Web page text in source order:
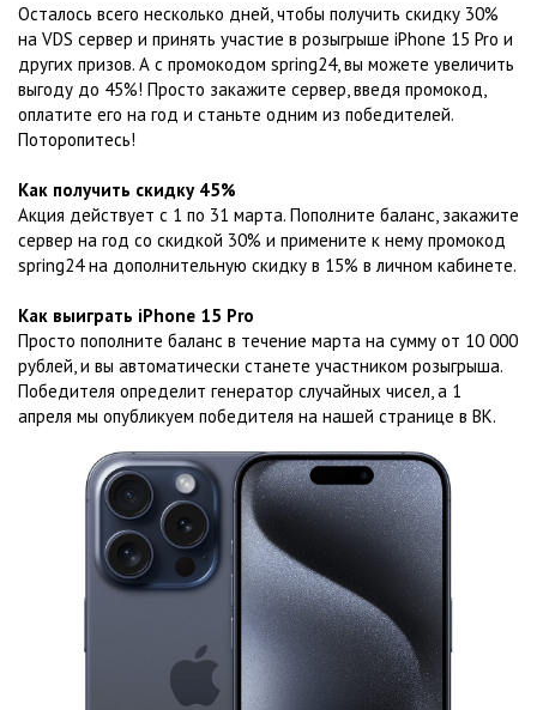
Осталось всего несколько дней, чтобы получить скидку 30%
на VDS сервер и принять участие в розыгрыше iPhone 15 Pro и
других призов. А с промокодом spring24, вы можете увеличить
выгоду до 45%! Просто закажите сервер, введя промокод,
оплатите его на год и станьте одним из победителей.
Поторопитесь!
Как получить скидку 45%
Акция действует с 1 по 31 марта. Пополните баланс, закажите
сервер на год со скидкой 30% и примените к нему промокод
spring24 на дополнительную скидку в 15% в личном кабинете.
Как выиграть iPhone 15 Pro
Просто пополните баланс в течение марта на сумму от 10 000
рублей, и вы автоматически станете участником розыгрыша.
Победителя определит генератор случайных чисел, а 1
апреля мы опубликуем победителя на нашей странице в ВК.